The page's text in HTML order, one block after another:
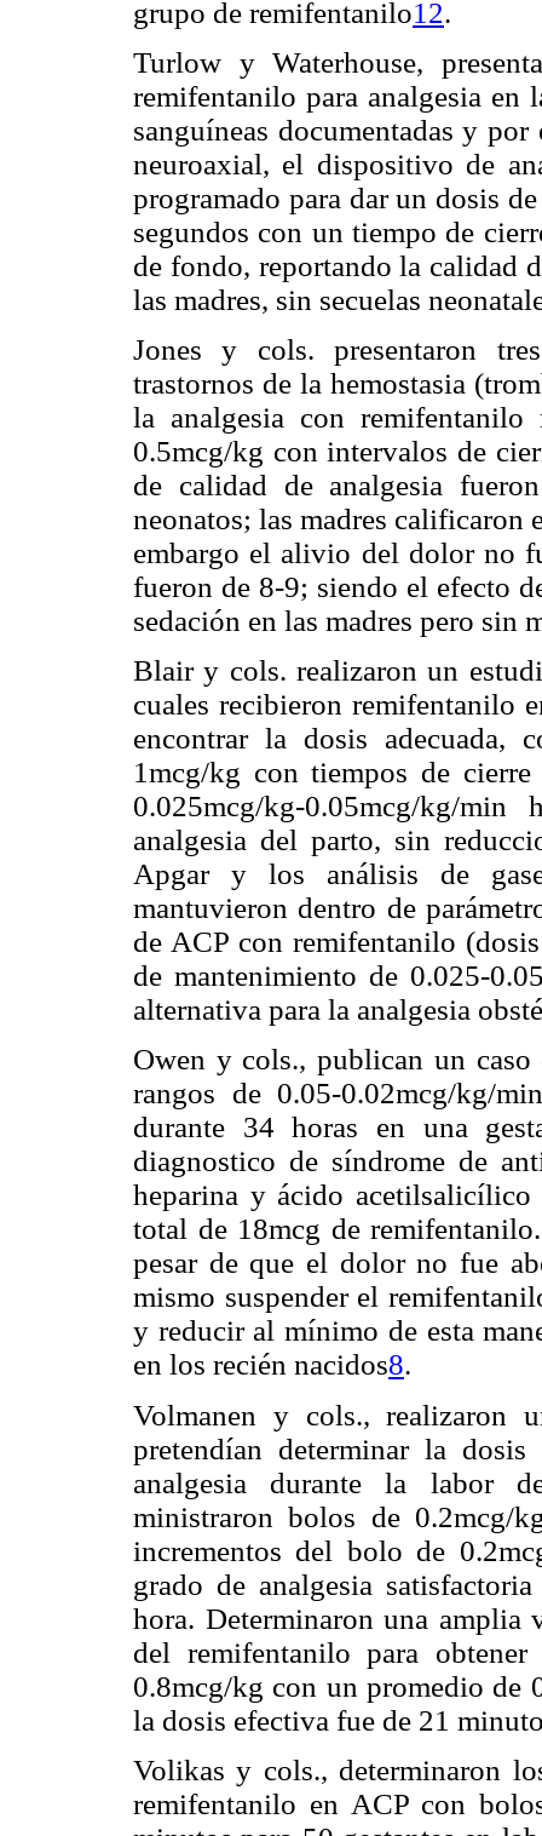
grupo de remifentanilo12.
Turlow y Waterhouse,
remifentanilo para analgesia en
sanguíneas documentadas y
neuroaxial, el dispositivo de
programado para dar un dosis
segundos con un tiempo de
de fondo, reportando la calidad
las madres, sin secuelas
Jones y cols. presentaron
trastornos de la hemostasia
la analgesia con
0.5mcg/kg con intervalos de
de calidad de analgesia
neonatos; las madres calificaron
embargo el alivio del dolor no
fueron de 8-9; siendo el efecto
sedación en las madres pero sin
Blair y cols. realizaron un
cuales recibieron remifentanilo
encontrar la dosis adecuada,
1mcg/kg con tiempos de
0.025mcg/kg-0.05mcg/kg/
analgesia del parto, sin
Apgar y los análisis de
mantuvieron dentro de
de ACP con remifentanilo
de mantenimiento de 0.025-
alternativa para la analgesia
Owen y cols., publican un
rangos de 0.05-0.02mcg/kg/
durante 34 horas en una
diagnostico de síndrome de
heparina y ácido
total de 18mcg de
pesar de que el dolor no fue
mismo suspender el
y reducir al mínimo de esta
en los recién nacidos8.
Volmanen y cols., realizaron
pretendían determinar la
analgesia durante la labor
ministraron bolos de 0.2mcg/
incrementos del bolo de
grado de analgesia
hora. Determinaron una
del remifentanilo para
0.8mcg/kg con un promedio de
la dosis efectiva fue de 21
Volikas y cols., determinaron
remifentanilo en ACP con